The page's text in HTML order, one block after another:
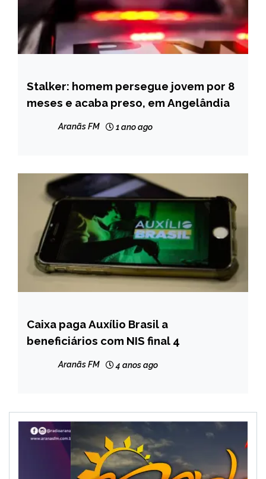
CAPELINHA
MINAS
Stalker: homem persegue jovem por 8
meses e acaba preso, em Angelândia
Aranãs FM 1 ano ago
BRASIL
NOTÍCIAS
Caixa paga Auxílio Brasil a
beneficiários com NIS final 4
Aranãs FM 4 anos ago